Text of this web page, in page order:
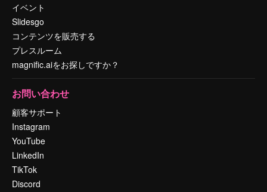
イベント
Slidesgo
コンテンツを販売する
プレスルーム
magnific.aiをお探しですか？
お問い合わせ
顧客サポート
Instagram
YouTube
LinkedIn
TikTok
Discord